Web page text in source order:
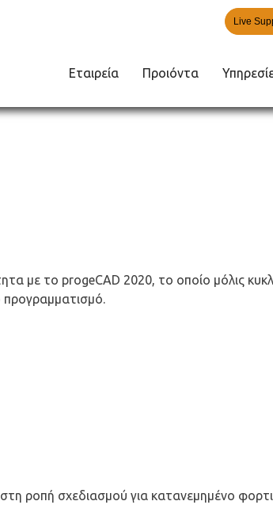
Live
Εταιρεία Προιόντα
με το progeCAD 2020, το οποίο μόλις
ροπή σχεδιασμού για κατανεμημένο